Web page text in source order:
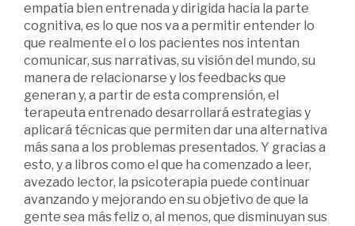
empatía bien entrenada y dirigida hacia la parte
cognitiva, es lo que nos va a permitir entender lo
que realmente el o los pacientes nos intentan
comunicar, sus narrativas, su visión del mundo, su
manera de relacionarse y los feedbacks que
generan y, a partir de esta comprensión, el
terapeuta entrenado desarrollará estrategias y
aplicará técnicas que permiten dar una alternativa
más sana a los problemas presentados. Y gracias a
esto, y a libros como el que ha comenzado a leer,
avezado lector, la psicoterapia puede continuar
avanzando y mejorando en su objetivo de que la
gente sea más feliz o, al menos, que disminuyan sus